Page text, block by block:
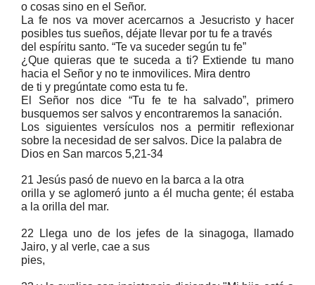
o cosas sino en el Señor.
La fe nos va mover acercarnos a Jesucristo y hacer
posibles tus sueños, déjate llevar por tu fe a través
del espíritu santo. “Te va suceder según tu fe”
¿Que quieras que te suceda a ti? Extiende tu mano
hacia el Señor y no te inmovilices. Mira dentro
de ti y pregúntate como esta tu fe.
El Señor nos dice “Tu fe te ha salvado”, primero
busquemos ser salvos y encontraremos la sanación.
Los siguientes versículos nos a permitir reflexionar
sobre la necesidad de ser salvos. Dice la palabra de
Dios en San marcos 5,21-34
21 Jesús pasó de nuevo en la barca a la otra
orilla y se aglomeró junto a él mucha gente; él estaba
a la orilla del mar.
22 Llega uno de los jefes de la sinagoga, llamado
Jairo, y al verle, cae a sus
pies,